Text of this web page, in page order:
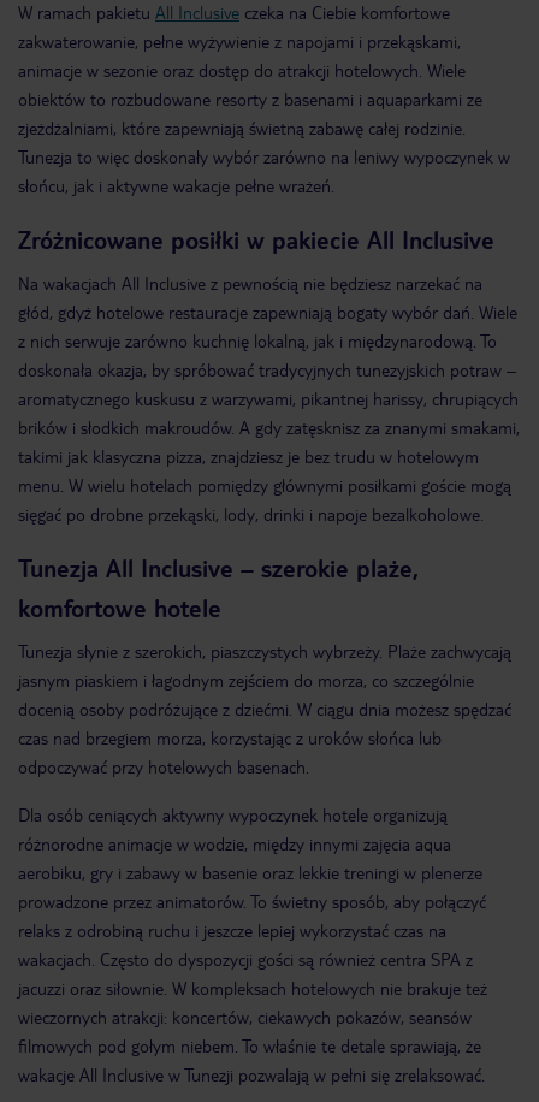
W ramach pakietu All Inclusive czeka na Ciebie komfortowe
zakwaterowanie, pełne wyżywienie z napojami i przekąskami,
animacje w sezonie oraz dostęp do atrakcji hotelowych. Wiele
obiektów to rozbudowane resorty z basenami i aquaparkami ze
zjeżdżalniami, które zapewniają świetną zabawę całej rodzinie.
Tunezja to więc doskonały wybór zarówno na leniwy wypoczynek w
słońcu, jak i aktywne wakacje pełne wrażeń.
Zróżnicowane posiłki w pakiecie All Inclusive
Na wakacjach All Inclusive z pewnością nie będziesz narzekać na
głód, gdyż hotelowe restauracje zapewniają bogaty wybór dań. Wiele
z nich serwuje zarówno kuchnię lokalną, jak i międzynarodową. To
doskonała okazja, by spróbować tradycyjnych tunezyjskich potraw –
aromatycznego kuskusu z warzywami, pikantnej harissy, chrupiących
brików i słodkich makroudów. A gdy zatęsknisz za znanymi smakami,
takimi jak klasyczna pizza, znajdziesz je bez trudu w hotelowym
menu. W wielu hotelach pomiędzy głównymi posiłkami goście mogą
sięgać po drobne przekąski, lody, drinki i napoje bezalkoholowe.
Tunezja All Inclusive – szerokie plaże,
komfortowe hotele
Tunezja słynie z szerokich, piaszczystych wybrzeży. Plaże zachwycają
jasnym piaskiem i łagodnym zejściem do morza, co szczególnie
docenią osoby podróżujące z dziećmi. W ciągu dnia możesz spędzać
czas nad brzegiem morza, korzystając z uroków słońca lub
odpoczywać przy hotelowych basenach.
Dla osób ceniących aktywny wypoczynek hotele organizują
różnorodne animacje w wodzie, między innymi zajęcia aqua
aerobiku, gry i zabawy w basenie oraz lekkie treningi w plenerze
prowadzone przez animatorów. To świetny sposób, aby połączyć
relaks z odrobiną ruchu i jeszcze lepiej wykorzystać czas na
wakacjach. Często do dyspozycji gości są również centra SPA z
jacuzzi oraz siłownie. W kompleksach hotelowych nie brakuje też
wieczornych atrakcji: koncertów, ciekawych pokazów, seansów
filmowych pod gołym niebem. To właśnie te detale sprawiają, że
wakacje All Inclusive w Tunezji pozwalają w pełni się zrelaksować.